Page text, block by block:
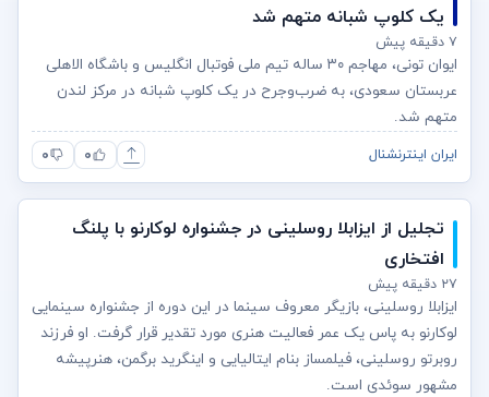
یک کلوپ شبانه متهم شد
۷ دقیقه پیش
ایوان تونی، مهاجم ۳۰ ساله تیم ملی فوتبال انگلیس و باشگاه الاهلی
عربستان سعودی، به ضرب‌وجرح در یک کلوپ شبانه در مرکز لندن
متهم شد.
ایران اینترنشنال ۰ ۰
تجلیل از ایزابلا روسلینی در جشنواره لوکارنو با پلنگ
افتخاری
۲۷ دقیقه پیش
ایزابلا روسلینی، بازیگر معروف سینما در این دوره از جشنواره سینمایی
لوکارنو به پاس یک عمر فعالیت هنری مورد تقدیر قرار گرفت. او فرزند
روبرتو روسلینی، فیلمساز بنام ایتالیایی و اینگرید برگمن، هنرپیشه
مشهور سوئدی است.